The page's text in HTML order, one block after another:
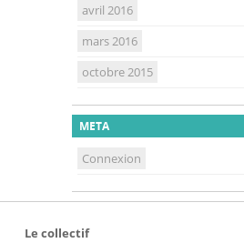
avril 2016
mars 2016
octobre 2015
META
Connexion
Le collectif